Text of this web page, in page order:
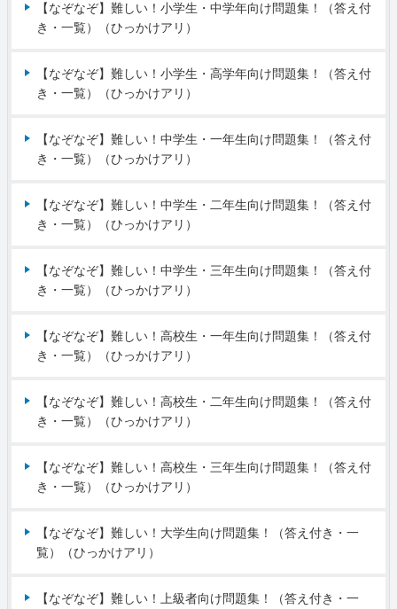
【なぞなぞ】難しい！小学生・中学年向け問題集！（答え付
き・一覧）（ひっかけアリ）
【なぞなぞ】難しい！小学生・高学年向け問題集！（答え付
き・一覧）（ひっかけアリ）
【なぞなぞ】難しい！中学生・一年生向け問題集！（答え付
き・一覧）（ひっかけアリ）
【なぞなぞ】難しい！中学生・二年生向け問題集！（答え付
き・一覧）（ひっかけアリ）
【なぞなぞ】難しい！中学生・三年生向け問題集！（答え付
き・一覧）（ひっかけアリ）
【なぞなぞ】難しい！高校生・一年生向け問題集！（答え付
き・一覧）（ひっかけアリ）
【なぞなぞ】難しい！高校生・二年生向け問題集！（答え付
き・一覧）（ひっかけアリ）
【なぞなぞ】難しい！高校生・三年生向け問題集！（答え付
き・一覧）（ひっかけアリ）
【なぞなぞ】難しい！大学生向け問題集！（答え付き・一
覧）（ひっかけアリ）
【なぞなぞ】難しい！上級者向け問題集！（答え付き・一